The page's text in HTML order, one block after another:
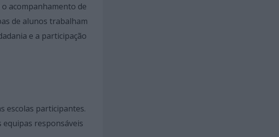
acompanhamento de
de alunos trabalham
e a participação
escolas participantes.
responsáveis